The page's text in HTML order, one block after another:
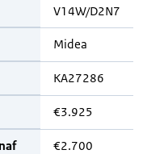
V14W/D2N7
Midea
KA27286
€3.925
€2.700